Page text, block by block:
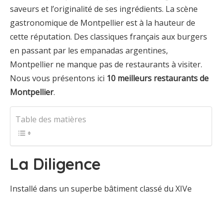
saveurs et l’originalité de ses ingrédients. La scène
gastronomique de Montpellier est à la hauteur de
cette réputation. Des classiques français aux burgers
en passant par les empanadas argentines,
Montpellier ne manque pas de restaurants à visiter.
Nous vous présentons ici 10 meilleurs restaurants de
Montpellier.
Table des matières
La Diligence
Installé dans un superbe bâtiment classé du XIVe